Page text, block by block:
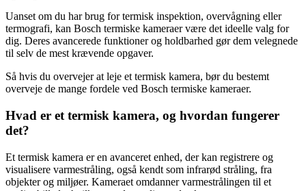
Uanset om du har brug for termisk inspektion, overvågning eller
termografi, kan Bosch termiske kameraer være det ideelle valg for
dig. Deres avancerede funktioner og holdbarhed gør dem velegnede
til selv de mest krævende opgaver.
Så hvis du overvejer at leje et termisk kamera, bør du bestemt
overveje de mange fordele ved Bosch termiske kameraer.
Hvad er et termisk kamera, og hvordan fungerer
det?
Et termisk kamera er en avanceret enhed, der kan registrere og
visualisere varmestråling, også kendt som infrarød stråling, fra
objekter og miljøer. Kameraet omdanner varmestrålingen til et